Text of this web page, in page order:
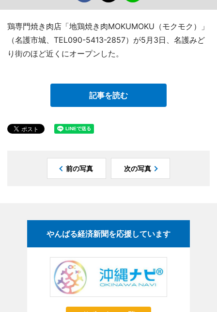
鶏専門焼き肉店「地鶏焼き肉MOKUMOKU（モクモク）」
（名護市城、TEL090-5413-2857）が5月3日、名護みど
り街のほど近くにオープンした。
記事を読む
前の写真 次の写真
やんばる経済新聞を応援しています